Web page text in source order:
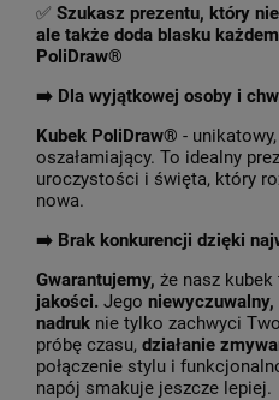
✅ Szukasz prezentu, który
ale także doda blasku
PoliDraw®
➡️ Dla wyjątkowej osoby i
Kubek PoliDraw® -
oszałamiający. To idealny
uroczystości i święta, który
nowa.
➡️ Brak konkurencji dzięki
Gwarantujemy, że nasz kubek
jakości. Jego
nadruk nie tylko zachwyci
próbę czasu, działanie
połączenie stylu i
napój smakuje jeszcze lepiej.